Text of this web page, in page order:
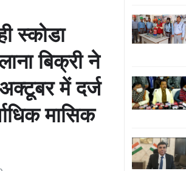
स्‍कोडा
बिक्री ने
अक्टूबर में दर्ज
मासिक